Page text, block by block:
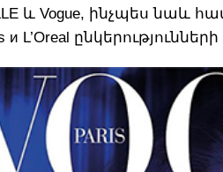
և Vogue, ինչպես նաև
и L’Oreal